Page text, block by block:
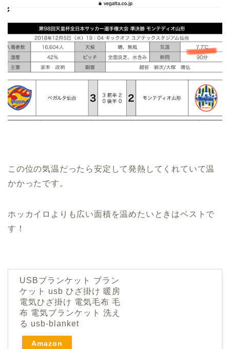
この位の気温だったら安定して発熱してくれていて温
かかったです。
ホッカイロよりも広い面積を温めたいときはベストで
す！
USBブランケット ブラン
ケット usb ひざ掛け 暖房
電気ひざ掛け 電気毛布 毛
布 電気ブランケット 洗え
る usb-blanket
Amazon